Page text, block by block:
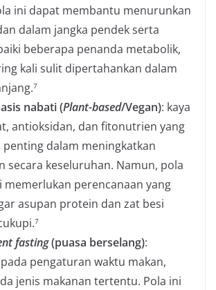
ini dapat membantu menurunkan
dalam jangka pendek serta
beberapa penanda metabolik,
kali sulit dipertahankan dalam
7
nabati (Plant-based/Vegan): kaya
antioksidan, dan fitonutrien yang
dalam meningkatkan
secara keseluruhan. Namun, pola
memerlukan perencanaan yang
asupan protein dan zat besi
7
fasting(puasa berselang):
pengaturan waktu makan,
jenis makanan tertentu. Pola ini